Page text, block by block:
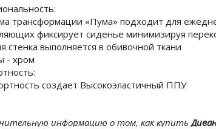
трансформации «Пума» подходит для
фиксирует сиденье минимизируя
стенка выполняется в обивочной ткани
- хром
создает Высокоэластичный ППУ
информацию о том, как купить